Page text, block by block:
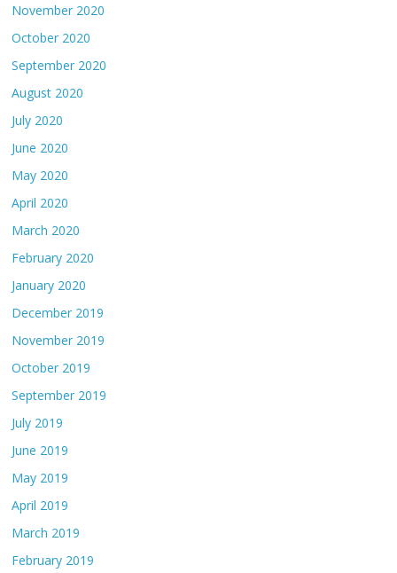
November 2020
October 2020
September 2020
August 2020
July 2020
June 2020
May 2020
April 2020
March 2020
February 2020
January 2020
December 2019
November 2019
October 2019
September 2019
July 2019
June 2019
May 2019
April 2019
March 2019
February 2019